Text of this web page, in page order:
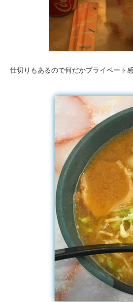
仕切りもあるので何だかプライベート